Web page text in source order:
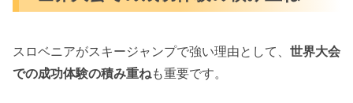
スロベニアがスキージャンプで強い理由として、 世界大会
での成功体験の積み重ねも重要です。